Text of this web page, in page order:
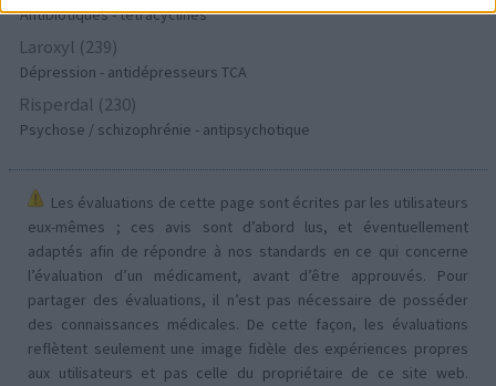
Antibiotiques - tetracyclines
Laroxyl (239)
Dépression - antidépresseurs TCA
Risperdal (230)
Psychose / schizophrénie - antipsychotique
Les évaluations de cette page sont écrites par les utilisateurs
eux-mêmes ; ces avis sont d’abord lus, et éventuellement
adaptés afin de répondre à nos standards en ce qui concerne
l’évaluation d’un médicament, avant d’être approuvés. Pour
partager des évaluations, il n’est pas nécessaire de posséder
des connaissances médicales. De cette façon, les évaluations
reflètent seulement une image fidèle des expériences propres
aux utilisateurs et pas celle du propriétaire de ce site web.